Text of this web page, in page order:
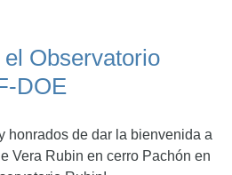
Observatorio
DOE
honrados de dar la bienvenida a
Vera Rubin en cerro Pachón en